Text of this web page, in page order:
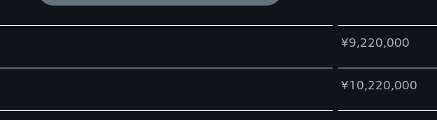
¥9,220,000
¥10,220,000